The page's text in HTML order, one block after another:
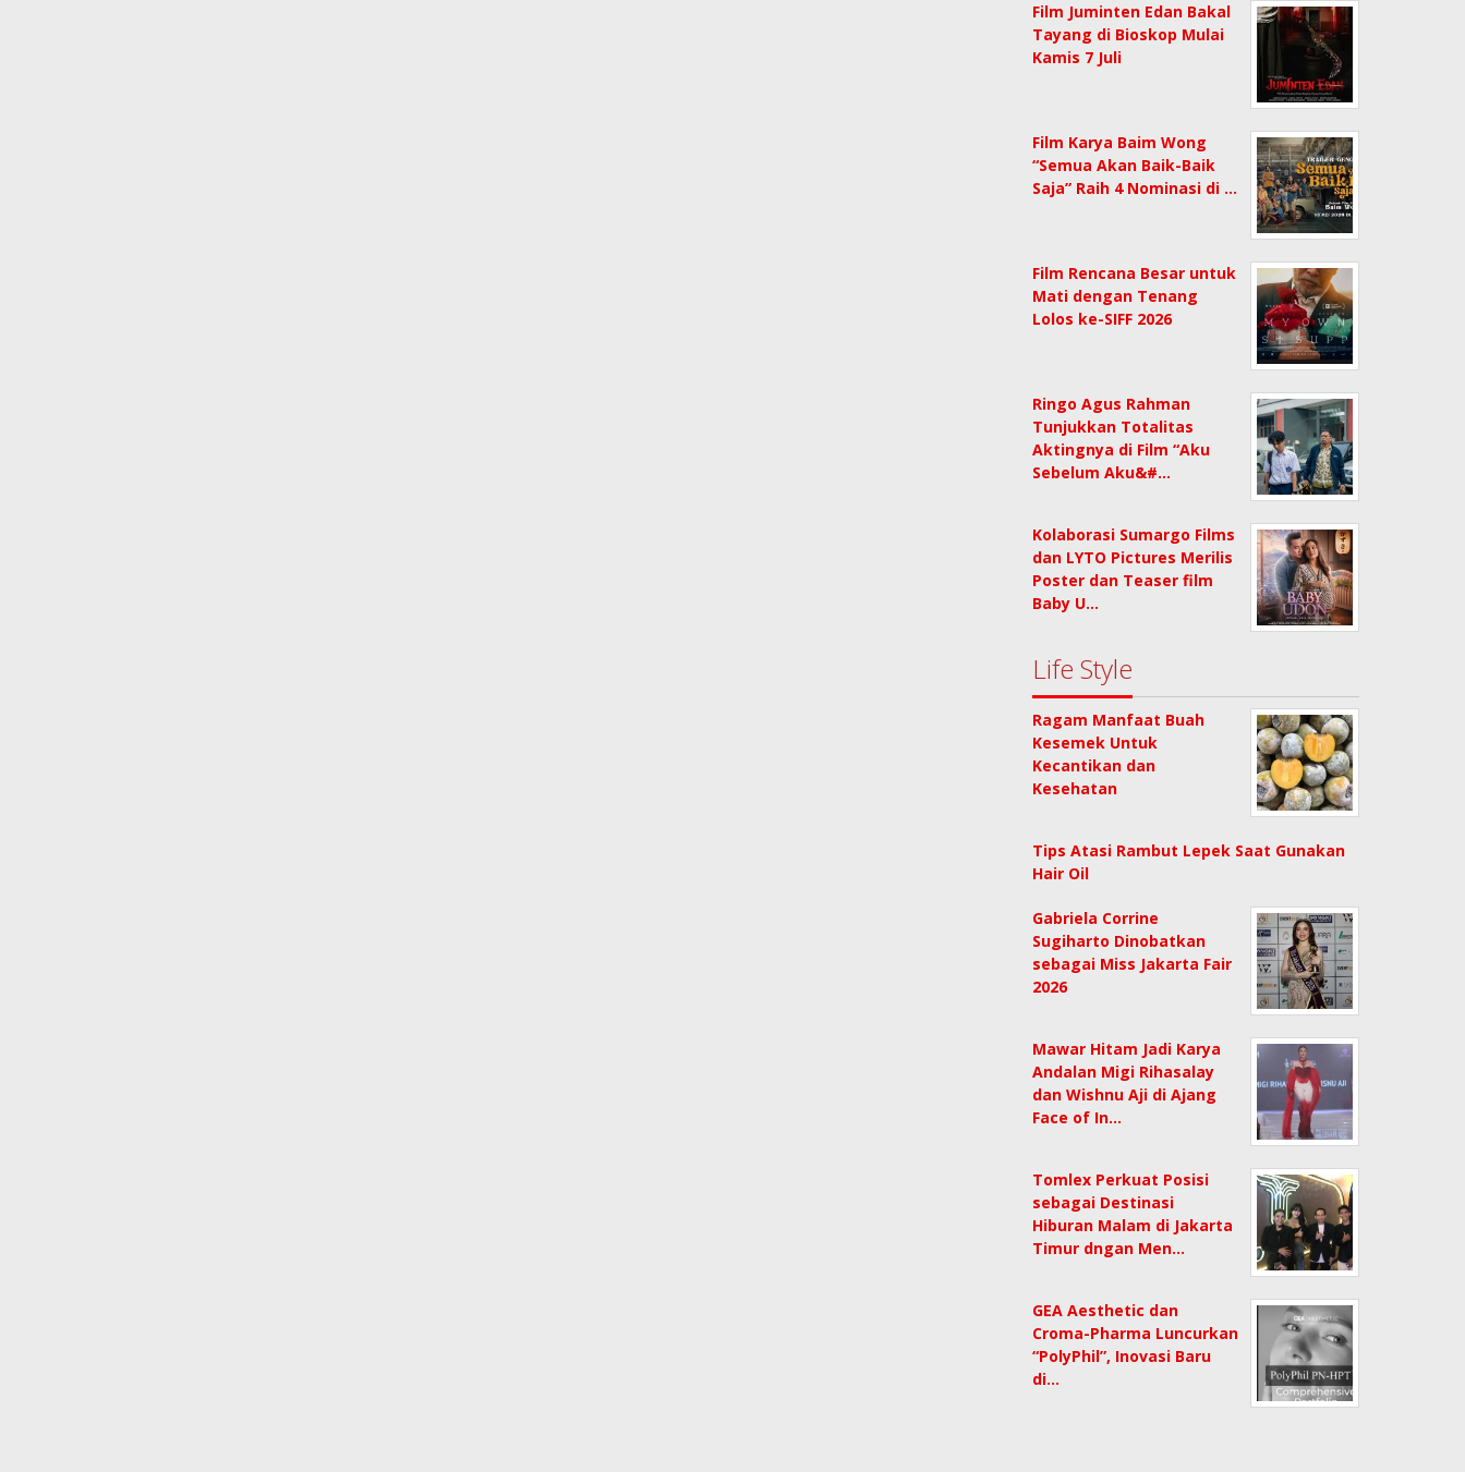
Film Juminten Edan Bakal
Tayang di Bioskop Mulai
Kamis 7 Juli
Film Karya Baim Wong
“Semua Akan Baik-Baik
Saja” Raih 4 Nominasi di …
Film Rencana Besar untuk
Mati dengan Tenang
Lolos ke-SIFF 2026
Ringo Agus Rahman
Tunjukkan Totalitas
Aktingnya di Film “Aku
Sebelum Aku&#…
Kolaborasi Sumargo Films
dan LYTO Pictures Merilis
Poster dan Teaser film
Baby U…
Life Style
Ragam Manfaat Buah
Kesemek Untuk
Kecantikan dan
Kesehatan
Tips Atasi Rambut Lepek Saat Gunakan
Hair Oil
Gabriela Corrine
Sugiharto Dinobatkan
sebagai Miss Jakarta Fair
2026
Mawar Hitam Jadi Karya
Andalan Migi Rihasalay
dan Wishnu Aji di Ajang
Face of In…
Tomlex Perkuat Posisi
sebagai Destinasi
Hiburan Malam di Jakarta
Timur dngan Men…
GEA Aesthetic dan
Croma-Pharma Luncurkan
“PolyPhil”, Inovasi Baru
di…